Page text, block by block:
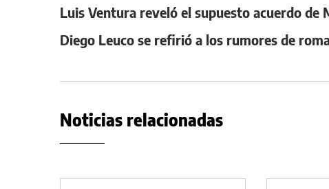
Luis Ventura reveló el supuesto acuerdo de
Diego Leuco se refirió a los rumores de
Noticias relacionadas